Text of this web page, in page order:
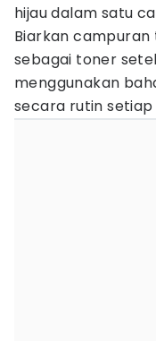
hijau dalam satu
Biarkan
sebagai toner
menggunakan
secara rutin